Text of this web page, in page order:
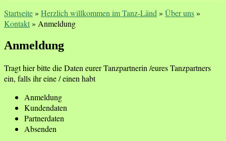
Startseite» Herzlich willkommen im Tanz-Länd » Über uns»
Kontakt» Anmeldung
Anmeldung
Tragt hier bitte die Daten eurer Tanzpartnerin /eures Tanzpartners
ein, falls ihr eine / einen habt
Anmeldung
Kundendaten
Partnerdaten
Absenden